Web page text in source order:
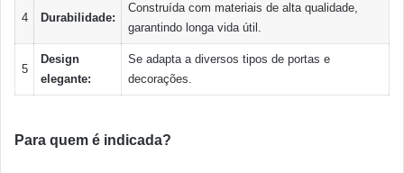
4 Durabilidade:
Construída com materiais de alta qualidade,
garantindo longa vida útil.
5
Design
elegante:
Se adapta a diversos tipos de portas e
decorações.
Para quem é indicada?